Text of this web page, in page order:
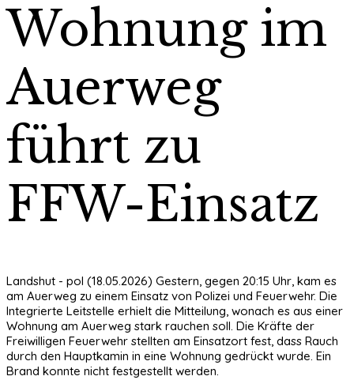
Wohnung im
Auerweg
führt zu
FFW-Einsatz
Landshut - pol (18.05.2026) Gestern, gegen 20:15 Uhr, kam es
am Auerweg zu einem Einsatz von Polizei und Feuerwehr. Die
Integrierte Leitstelle erhielt die Mitteilung, wonach es aus einer
Wohnung am Auerweg stark rauchen soll. Die Kräfte der
Freiwilligen Feuerwehr stellten am Einsatzort fest, dass Rauch
durch den Hauptkamin in eine Wohnung gedrückt wurde. Ein
Brand konnte nicht festgestellt werden.